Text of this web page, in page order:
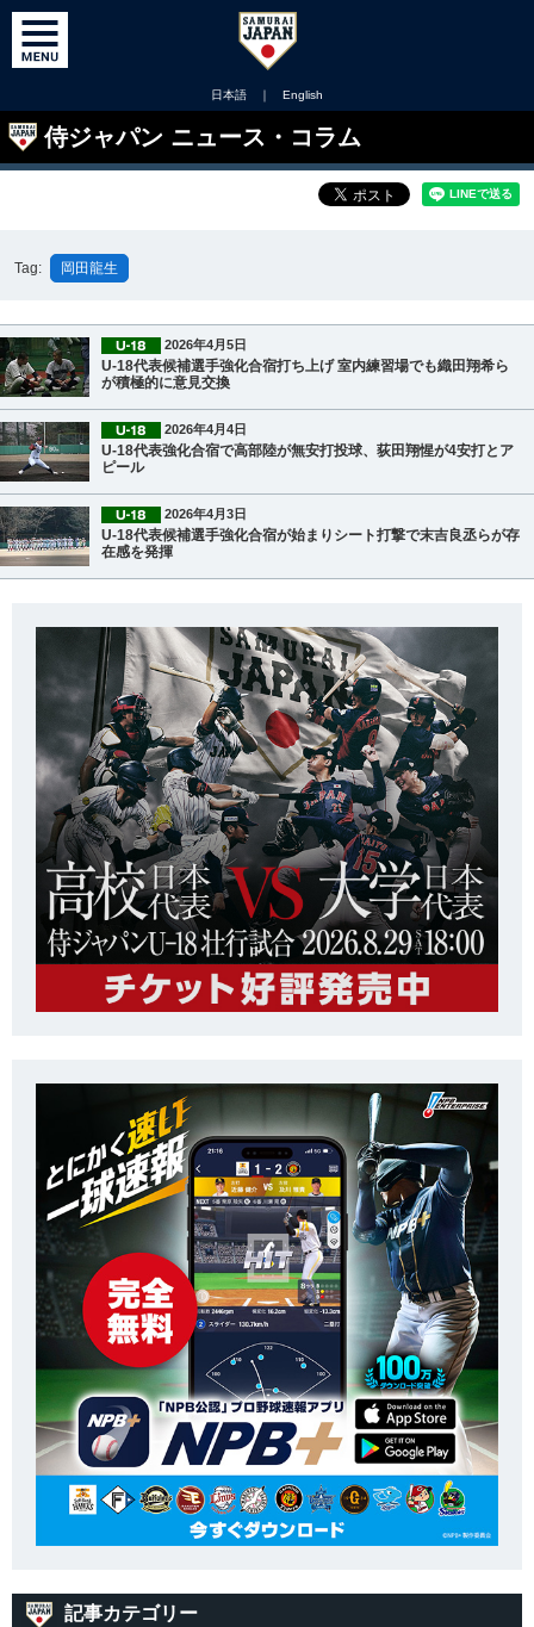
日本語 ｜ English
侍ジャパン ニュース・コラム
Tag: 岡田龍生
2026年4月5日
U-18代表候補選手強化合宿打ち上げ 室内練習場でも織田翔希ら
が積極的に意見交換
2026年4月4日
U-18代表強化合宿で高部陸が無安打投球、荻田翔惺が4安打とア
ピール
2026年4月3日
U-18代表候補選手強化合宿が始まりシート打撃で末吉良丞らが存
在感を発揮
記事カテゴリー